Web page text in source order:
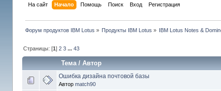
На сайт Начало Помощь Поиск Вход Регистрация
Форум продуктов IBM Lotus » Продукты IBM Lotus » IBM Lotus Notes &
Страницы: [1] 2 3 ... 43
Тема/ Автор
Ошибка дизайна почтовой базы
Автор match90